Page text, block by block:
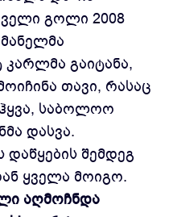
გოლი 2008
გაიტანა,
თავი, რასაც
საბოლოო
დასვა.
დაწყების შემდეგ
ყველა მოიგო.
აღმოჩნდა